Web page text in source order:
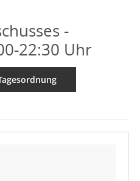
-
22:30 Uhr